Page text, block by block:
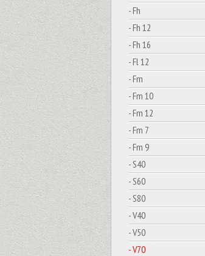
- Fh
- Fh 12
- Fh 16
- Fl 12
- Fm
- Fm 10
- Fm 12
- Fm 7
- Fm 9
- S40
- S60
- S80
- V40
- V50
- V70